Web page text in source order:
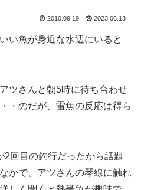
2010.09.19 2023.06.13
い魚が身近な水辺にいると
ツさんと朝5時に待ち合わせ
・のだが、雷魚の反応は得ら
2回目の釣行だったから話題
かで、アツさんの琴線に触れ